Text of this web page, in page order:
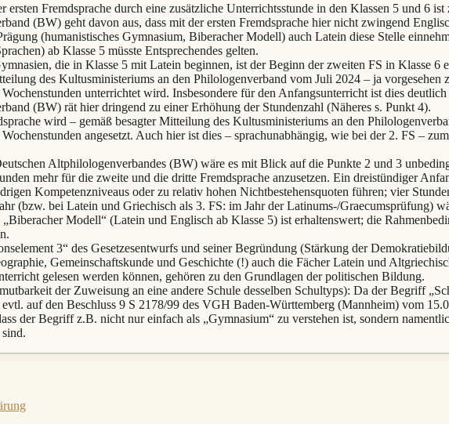
ersten Fremdsprache durch eine zusätzliche Unterrichtsstunde in den Klassen 5 und 6
(BW) geht davon aus, dass mit der ersten Fremdsprache hier nicht zwingend
(humanistisches Gymnasium, Biberacher Modell) auch Latein diese Stelle
ab Klasse 5 müsste Entsprechendes gelten.
die in Klasse 5 mit Latein beginnen, ist der Beginn der zweiten FS in Klasse 6
des Kultusministeriums an den Philologenverband vom Juli 2024 – ja vorgesehen
unterrichtet wird. Insbesondere für den Anfangsunterricht ist dies
(BW) rät hier dringend zu einer Erhöhung der Stundenzahl (Näheres s. Punkt 4).
wird – gemäß besagter Mitteilung des Kultusministeriums an den
angesetzt. Auch hier ist dies – sprachunabhängig, wie bei der 2. FS –
Altphilologenverbandes (BW) wäre es mit Blick auf die Punkte 2 und 3
mehr für die zweite und die dritte Fremdsprache anzusetzen. Ein dreistündiger
Kompetenzniveaus oder zu relativ hohen Nichtbestehensquoten führen; vier
(bzw. bei Latein und Griechisch als 3. FS: im Jahr der Latinums-/Graecumsprüfung)
„Biberacher Modell“ (Latein und Englisch ab Klasse 5) ist erhaltenswert; die
3“ des Gesetzesentwurfs und seiner Begründung (Stärkung der
Gemeinschaftskunde und Geschichte (!) auch die Fächer Latein und
gelesen werden können, gehören zu den Grundlagen der politischen Bildung.
der Zuweisung an eine andere Schule desselben Schultyps): Da der Begriff
evtl. auf den Beschluss 9 S 2178/99 des VGH Baden-Württemberg (Mannheim) vom
der Begriff z.B. nicht nur einfach als „Gymnasium“ zu verstehen ist, sondern